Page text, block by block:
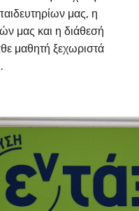
μας, η
μας και η διάθεσή
μαθητή ξεχωριστά